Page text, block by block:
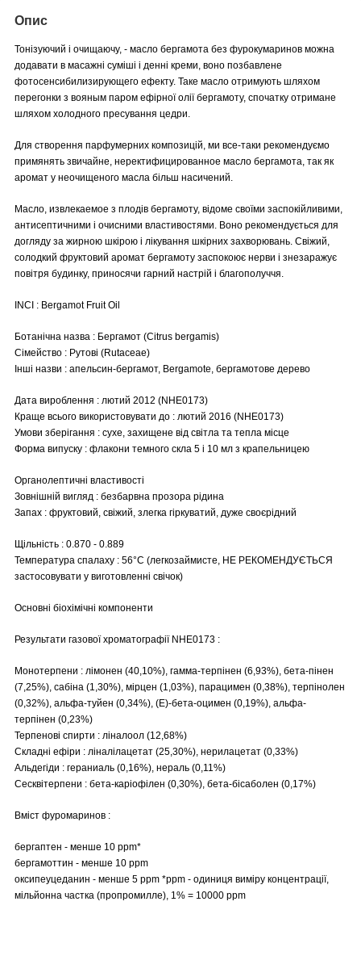
Опис
Тонізуючий і очищаючу, - масло бергамота без фурокумаринов можна
додавати в масажні суміші і денні креми, воно позбавлене
фотосенсибилизирующего ефекту. Таке масло отримують шляхом
перегонки з вояным паром ефірної олії бергамоту, спочатку отримане
шляхом холодного пресування цедри.
Для створення парфумерних композицій, ми все-таки рекомендуємо
примянять звичайне, неректифицированное масло бергамота, так як
аромат у неочищеного масла більш насичений.
Масло, извлекаемое з плодів бергамоту, відоме своїми заспокійливими,
антисептичними і очисними властивостями. Воно рекомендується для
догляду за жирною шкірою і лікування шкірних захворювань. Свіжий,
солодкий фруктовий аромат бергамоту заспокоює нерви і знезаражує
повітря будинку, приносячи гарний настрій і благополуччя.
INCI : Bergamot Fruit Oil
Ботанічна назва : Бергамот (Citrus bergamis)
Сімейство : Рутові (Rutaceae)
Інші назви : апельсин-бергамот, Bergamote, бергамотове дерево
Дата вироблення : лютий 2012 (NHE0173)
Краще всього використовувати до : лютий 2016 (NHE0173)
Умови зберігання : сухе, захищене від світла та тепла місце
Форма випуску : флакони темного скла 5 і 10 мл з крапельницею
Органолептичні властивості
Зовнішній вигляд : безбарвна прозора рідина
Запах : фруктовий, свіжий, злегка гіркуватий, дуже своєрідний
Щільність : 0.870 - 0.889
Температура спалаху : 56°C (легкозаймисте, НЕ РЕКОМЕНДУЄТЬСЯ
застосовувати у виготовленні свічок)
Основні біохімічні компоненти
Результати газової хроматографії NHE0173 :
Монотерпени : лімонен (40,10%), гамма-терпінен (6,93%), бета-пінен
(7,25%), сабіна (1,30%), мірцен (1,03%), парацимен (0,38%), терпінолен
(0,32%), альфа-туйен (0,34%), (Е)-бета-оцимен (0,19%), альфа-
терпінен (0,23%)
Терпенові спирти : ліналоол (12,68%)
Складні ефіри : ліналілацетат (25,30%), нерилацетат (0,33%)
Альдегіди : гераниаль (0,16%), нераль (0,11%)
Сесквітерпени : бета-каріофілен (0,30%), бета-бісаболен (0,17%)
Вміст фуромаринов :
бергаптен - менше 10 ppm*
бергамоттин - менше 10 ppm
оксипеуцеданин - менше 5 ppm *ppm - одиниця виміру концентрації,
мільйонна частка (пропромилле), 1% = 10000 ppm